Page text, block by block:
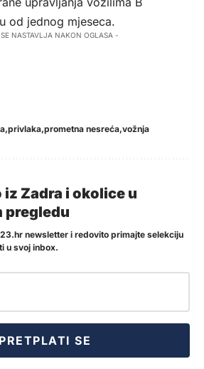
od jednog mjeseca.
NASTAVLJA NAKON OGLASA -
privlaka prometna nesreća vožnja
iz Zadra i okolice u
pregledu
newsletter i redovito primajte selekciju
u svoj inbox.
PRETPLATI SE